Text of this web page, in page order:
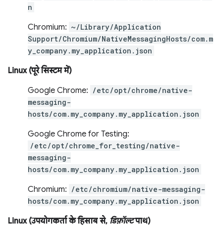
n
Chromium: ~/Library/Application
Support/Chromium/NativeMessagingHosts/com.m
y_company.my_application.json
Linux (पूरे सिस्टम में)
Google Chrome: /etc/opt/chrome/native-
messaging-
hosts/com.my_company.my_application.json
Google Chrome for Testing:
/etc/opt/chrome_for_testing/native-
messaging-
hosts/com.my_company.my_application.json
Chromium: /etc/chromium/native-messaging-
hosts/com.my_company.my_application.json
Linux (उपयोगकर्ता के हिसाब से, डिफ़ॉल्टपाथ)